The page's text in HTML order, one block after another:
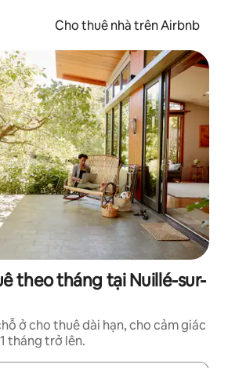
Cho thuê nhà trên Airbnb
theo tháng tại Nuillé-sur-
ở cho thuê dài hạn, cho cảm giác
tháng trở lên.